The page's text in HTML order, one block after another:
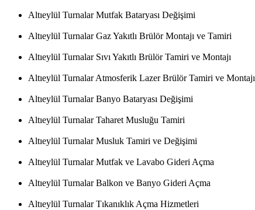
Altıeylül Turnalar Mutfak Bataryası Değişimi
Altıeylül Turnalar Gaz Yakıtlı Brülör Montajı ve Tamiri
Altıeylül Turnalar Sıvı Yakıtlı Brülör Tamiri ve Montajı
Altıeylül Turnalar Atmosferik Lazer Brülör Tamiri ve Montajı
Altıeylül Turnalar Banyo Bataryası Değişimi
Altıeylül Turnalar Taharet Musluğu Tamiri
Altıeylül Turnalar Musluk Tamiri ve Değişimi
Altıeylül Turnalar Mutfak ve Lavabo Gideri Açma
Altıeylül Turnalar Balkon ve Banyo Gideri Açma
Altıeylül Turnalar Tıkanıklık Açma Hizmetleri